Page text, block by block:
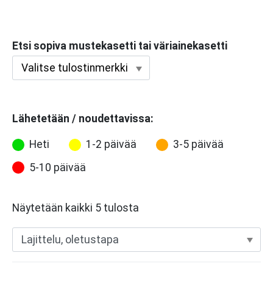
Etsi sopiva mustekasetti tai väriainekasetti
Lähetetään / noudettavissa:
Heti 1-2 päivää
3-5 päivää
5-10 päivää
Näytetään kaikki 5 tulosta